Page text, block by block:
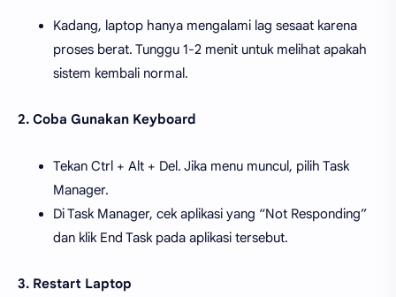
Kadang, laptop hanya mengalami lag sesaat karena
proses berat. Tunggu 1-2 menit untuk melihat apakah
sistem kembali normal.
2. Coba Gunakan Keyboard
Tekan Ctrl + Alt + Del. Jika menu muncul, pilih Task
Manager.
Di Task Manager, cek aplikasi yang “Not Responding”
dan klik End Task pada aplikasi tersebut.
3. Restart Laptop